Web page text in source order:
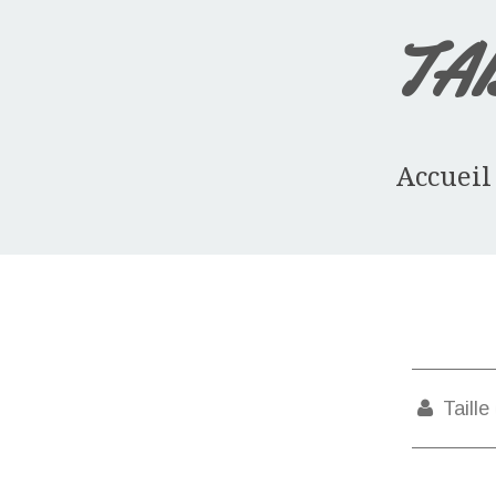
Accueil
Taille